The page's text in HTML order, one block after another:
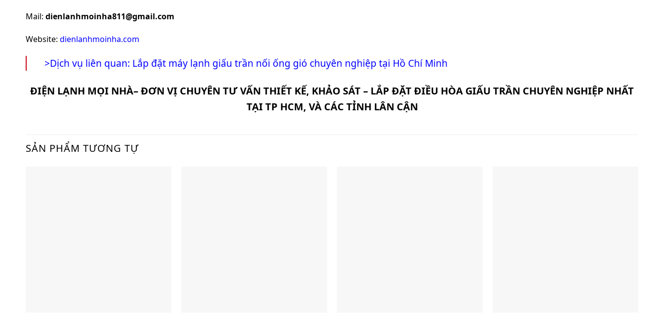
Mail: dienlanhmoinha811@gmail.com
Website: dienlanhmoinha.com
>Dịch vụ liên quan: Lắp đặt máy lạnh giấu trần nối ống gió chuyên nghiệp tại Hồ Chí Minh
ĐIỆN LẠNH MỌI NHÀ– ĐƠN VỊ CHUYÊN TƯ VẤN THIẾT KẾ, KHẢO SÁT – LẮP ĐẶT ĐIỀU HÒA GIẤU TRẦN CHUYÊN NGHIỆP NHẤT
TẠI TP HCM, VÀ CÁC TỈNH LÂN CẬN
SẢN PHẨM TƯƠNG TỰ